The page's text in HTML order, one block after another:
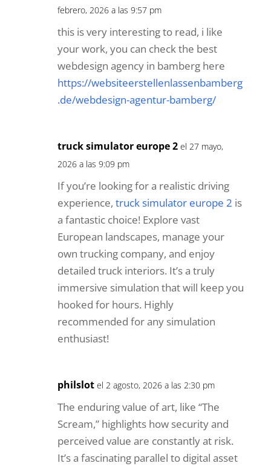
febrero, 2026 a las 9:57 pm
this is very interesting to read, i like
your work, you can check the best
webdesign agency in bamberg here
https://websiteerstellenlassenbamberg
.de/webdesign-agentur-bamberg/
truck simulator europe 2 el 27 mayo,
2026 a las 9:09 pm
If you’re looking for a realistic driving
experience, truck simulator europe 2 is
a fantastic choice! Explore vast
European landscapes, manage your
own trucking company, and enjoy
detailed truck interiors. It’s a truly
immersive simulation that will keep you
hooked for hours. Highly
recommended for any simulation
enthusiast!
philslot el 2 agosto, 2026 a las 2:30 pm
The enduring value of art, like “The
Scream,” highlights how security and
perceived value are constantly at risk.
It’s a fascinating parallel to digital asset